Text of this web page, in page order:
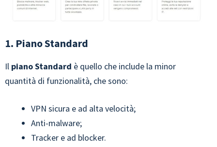
1. Piano Standard
Il piano Standard è quello che include la minor
quantità di funzionalità, che sono:
VPN sicura e ad alta velocità;
Anti-malware;
Tracker e ad blocker.